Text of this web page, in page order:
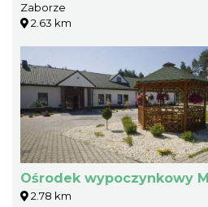
Zaborze
2.63 km
Ośrodek wypoczynkowy
2.78 km